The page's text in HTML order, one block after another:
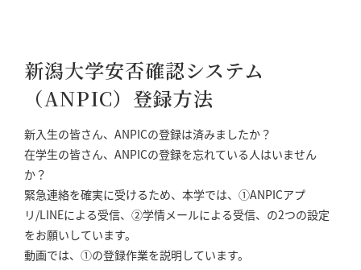
新潟大学安否確認システム
（ANPIC）登録方法
新入生の皆さん、ANPICの登録は済みましたか？
在学生の皆さん、ANPICの登録を忘れている人はいません
か？
緊急連絡を確実に受けるため、本学では、①ANPICアプ
リ/LINEによる受信、②学情メールによる受信、の2つの設定
をお願いしています。
動画では、①の登録作業を説明しています。